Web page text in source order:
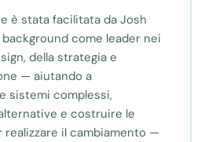
è stata facilitata da Josh
background come leader nei
della strategia e
— aiutando a
sistemi complessi,
e costruire le
realizzare il cambiamento —